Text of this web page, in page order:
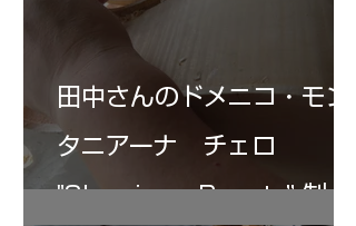
田中さんのドメニコ・モン
タニアーナ チェロ
"Sleeping・Beauty” 制作